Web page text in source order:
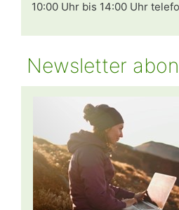
10:00 Uhr bis 14:00 Uhr
Newsletter